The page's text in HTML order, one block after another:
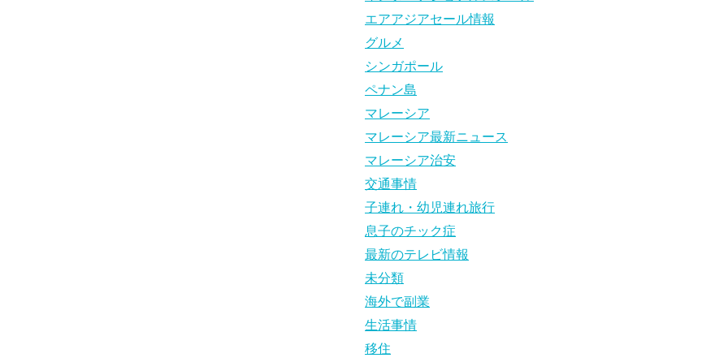
エアアジアセール情報
グルメ
シンガポール
ペナン島
マレーシア
マレーシア最新ニュース
マレーシア治安
交通事情
子連れ・幼児連れ旅行
息子のチック症
最新のテレビ情報
未分類
海外で副業
生活事情
移住